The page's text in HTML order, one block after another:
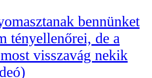
bennünket
tényellenőrei, de a
visszavág nekik